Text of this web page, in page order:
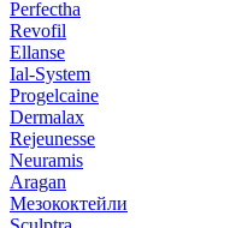
Perfectha
Revofil
Ellanse
Ial-System
Progelcaine
Dermalax
Rejeunesse
Neuramis
Aragan
Мезококтейли